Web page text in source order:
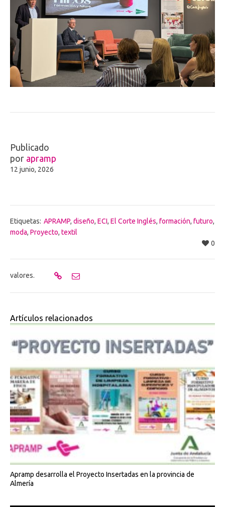
Publicado
por apramp
12 junio, 2026
Etiquetas: APRAMP, diseño, ECI, El Corte Inglés, formación, futuro,
moda, Proyecto, textil
0
valores.
Artículos relacionados
Apramp desarrolla el Proyecto Insertadas en la provincia de
Almería